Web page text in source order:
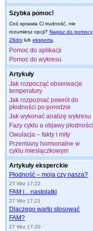
Szybka pomoc!
Coś sprawia Ci trudność, nie
rozumiesz opcji? Napisz do pomocy
28dni lub eksperta
Pomoc do aplikacji
Pomoc do wykresu
Artykuły
Jak rozpocząć obserwacje
temperatury
Jak rozpoznać powrót do
płodności po porodzie
Jak wykonać analizę wykresu
Fazy cyklu a objawy płodności
Owulacja – fakty i mity
Przemiany hormonalne w
cyklu miesiączkowym
Artykuły eksperckie
Płodność – moja czy nasza?
27 Wrz 17:22
FAM i... nastolatki
27 Wrz 17:21
Dlaczego warto stosować
FAM?
27 Wrz 17:20